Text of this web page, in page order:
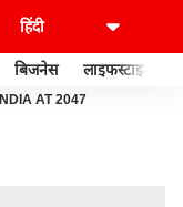
बिजनेस लाइफस्टाइल
INDIA AT 2047